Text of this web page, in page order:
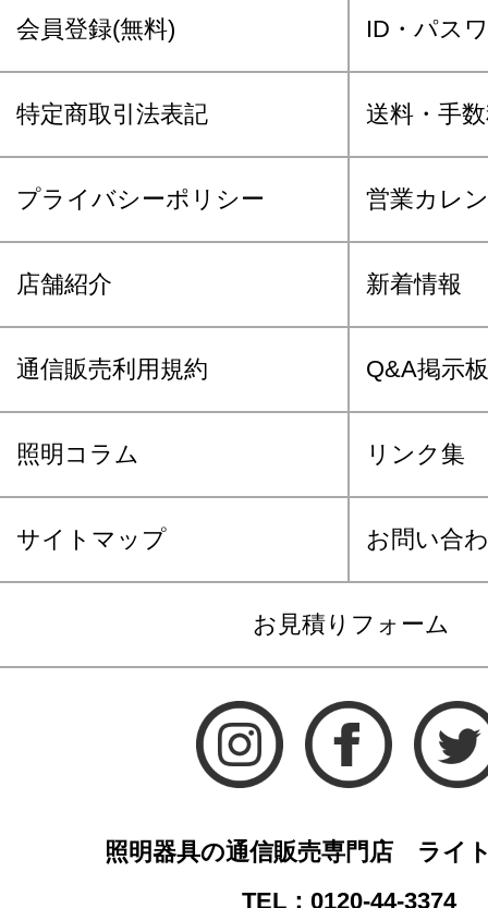
会員登録(無料) ID・パス
特定商取引法表記 送料・手
プライバシーポリシー 営業カレ
店舗紹介 新着情報
通信販売利用規約 Q&A掲示板
照明コラム リンク集
サイトマップ お問い合
お見積りフォーム
照明器具の通信販売専門店 ライ
TEL：0120-44-3374